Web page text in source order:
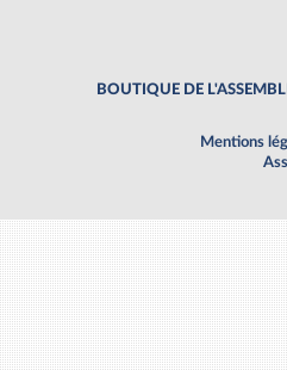
BOUTIQUE DE
Mentions